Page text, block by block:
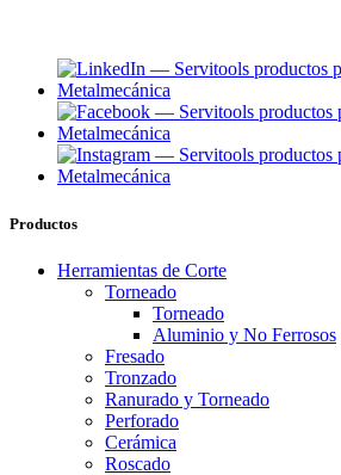
Productos
Herramientas de Corte
Torneado
Torneado
Aluminio y No Ferrosos
Fresado
Tronzado
Ranurado y Torneado
Perforado
Cerámica
Roscado